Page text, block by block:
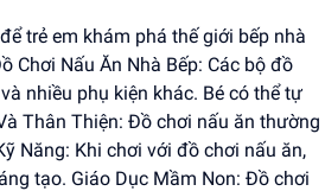
trẻ em khám phá thế giới bếp nhà
Chơi Nấu Ăn Nhà Bếp: Các bộ đồ
nhiều phụ kiện khác. Bé có thể tự
Thân Thiện: Đồ chơi nấu ăn thường
Năng: Khi chơi với đồ chơi nấu ăn,
tạo. Giáo Dục Mầm Non: Đồ chơi